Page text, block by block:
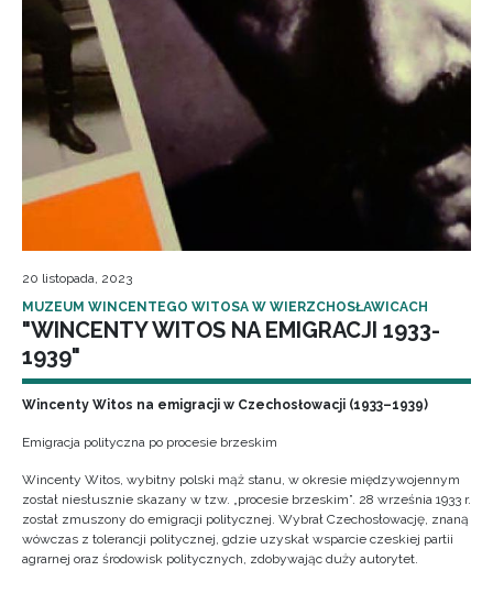
20 listopada, 2023
MUZEUM WINCENTEGO WITOSA W WIERZCHOSŁAWICACH
"WINCENTY WITOS NA EMIGRACJI 1933-
1939"
Wincenty Witos na emigracji w Czechosłowacji (1933–1939)
Emigracja polityczna po procesie brzeskim
Wincenty Witos, wybitny polski mąż stanu, w okresie międzywojennym
został niesłusznie skazany w tzw. „procesie brzeskim”. 28 września 1933 r.
został zmuszony do emigracji politycznej. Wybrał Czechosłowację, znaną
wówczas z tolerancji politycznej, gdzie uzyskał wsparcie czeskiej partii
agrarnej oraz środowisk politycznych, zdobywając duży autorytet.